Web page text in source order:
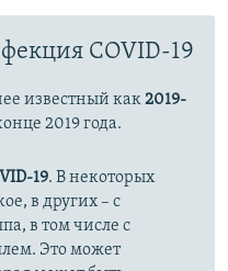
COVID-19
известный как2019-
2019 года.
19. В некоторых
в других – с
в том числе с
Это может